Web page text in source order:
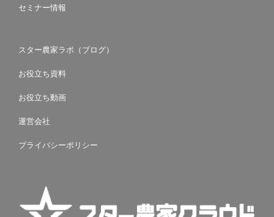
セミナー情報
スター農家ラボ（ブログ）
お役立ち資料
お役立ち動画
運営会社
プライバシーポリシー